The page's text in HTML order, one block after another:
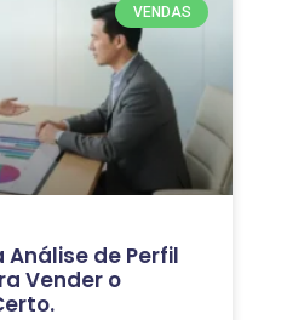
VENDAS
Análise de Perfil
Vender o